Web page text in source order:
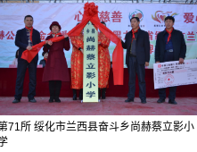
71所 绥化市兰西县奋斗乡尚赫蔡立影小